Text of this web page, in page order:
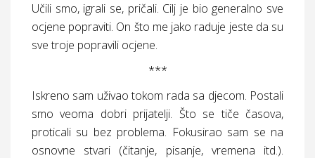
Učili smo, igrali se, pričali. Cilj je bio generalno sve
ocjene popraviti. On što me jako raduje jeste da su
sve troje popravili ocjene.
***
Iskreno sam uživao tokom rada sa djecom. Postali
smo veoma dobri prijatelji. Što se tiče časova,
proticali su bez problema. Fokusirao sam se na
osnovne stvari (čitanje, pisanje, vremena itd.).